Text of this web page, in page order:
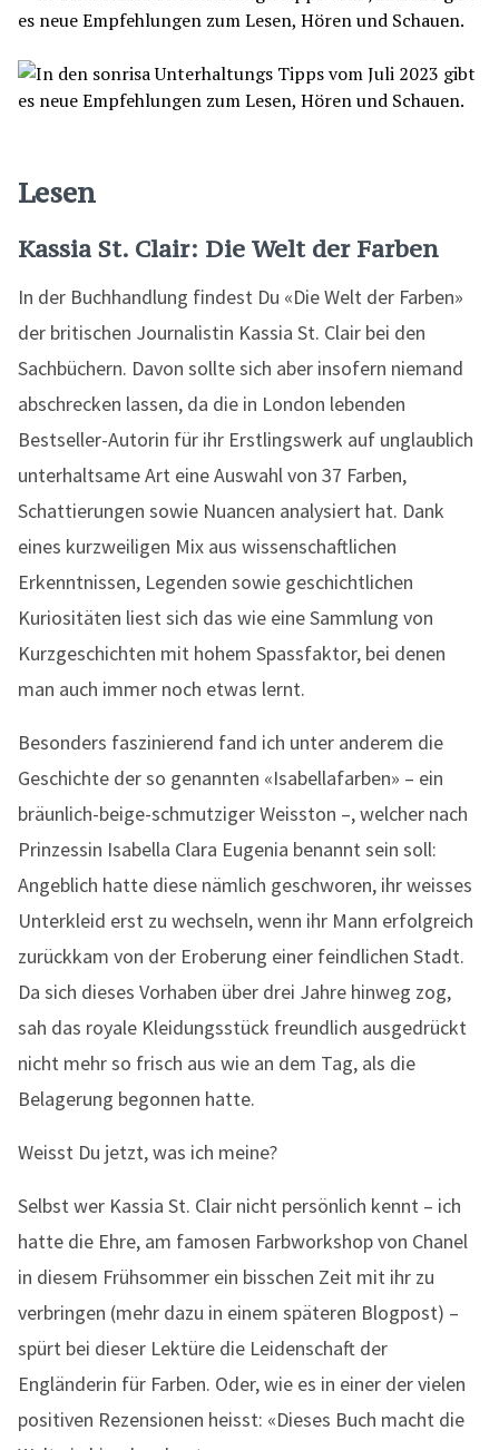
Lesen
Kassia St. Clair: Die Welt der Farben
In der Buchhandlung findest Du «Die Welt der Farben»
der britischen Journalistin Kassia St. Clair bei den
Sachbüchern. Davon sollte sich aber insofern niemand
abschrecken lassen, da die in London lebenden
Bestseller-Autorin für ihr Erstlingswerk auf unglaublich
unterhaltsame Art eine Auswahl von 37 Farben,
Schattierungen sowie Nuancen analysiert hat. Dank
eines kurzweiligen Mix aus wissenschaftlichen
Erkenntnissen, Legenden sowie geschichtlichen
Kuriositäten liest sich das wie eine Sammlung von
Kurzgeschichten mit hohem Spassfaktor, bei denen
man auch immer noch etwas lernt.
Besonders faszinierend fand ich unter anderem die
Geschichte der so genannten «Isabellafarben» – ein
bräunlich-beige-schmutziger Weisston –, welcher nach
Prinzessin Isabella Clara Eugenia benannt sein soll:
Angeblich hatte diese nämlich geschworen, ihr weisses
Unterkleid erst zu wechseln, wenn ihr Mann erfolgreich
zurückkam von der Eroberung einer feindlichen Stadt.
Da sich dieses Vorhaben über drei Jahre hinweg zog,
sah das royale Kleidungsstück freundlich ausgedrückt
nicht mehr so frisch aus wie an dem Tag, als die
Belagerung begonnen hatte.
Weisst Du jetzt, was ich meine?
Selbst wer Kassia St. Clair nicht persönlich kennt – ich
hatte die Ehre, am famosen Farbworkshop von Chanel
in diesem Frühsommer ein bisschen Zeit mit ihr zu
verbringen (mehr dazu in einem späteren Blogpost) –
spürt bei dieser Lektüre die Leidenschaft der
Engländerin für Farben. Oder, wie es in einer der vielen
positiven Rezensionen heisst: «Dieses Buch macht die